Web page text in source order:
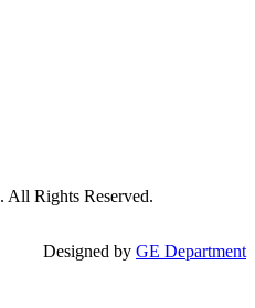
. All Rights Reserved.
Designed by GE Department